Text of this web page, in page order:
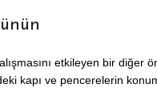
etkileyen bir
kapı ve pencerelerin